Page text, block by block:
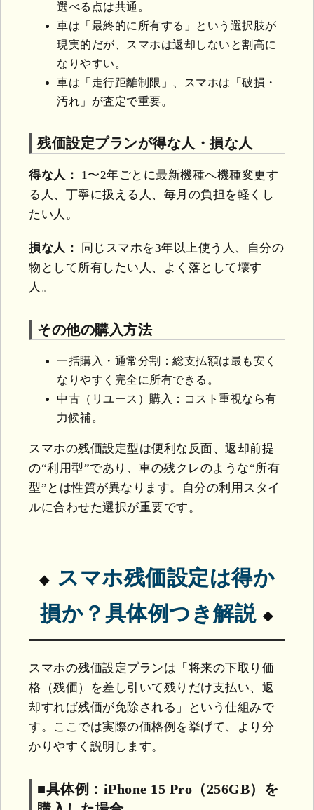
選べる点は共通。
車は「最終的に所有する」という選択肢が
現実的だが、スマホは返却しないと割高に
なりやすい。
車は「走行距離制限」、スマホは「破損・
汚れ」が査定で重要。
残価設定プランが得な人・損な人
得な人：
1〜2年ごとに最新機種へ機種変更す
る人、丁寧に扱える人、毎月の負担を軽くし
たい人。
損な人：
同じスマホを3年以上使う人、自分の
物として所有したい人、よく落として壊す
人。
その他の購入方法
一括購入・通常分割：総支払額は最も安く
なりやすく完全に所有できる。
中古（リユース）購入：コスト重視なら有
力候補。
スマホの残価設定型は便利な反面、返却前提
の“利用型”であり、車の残クレのような“所有
型”とは性質が異なります。自分の利用スタイ
ルに合わせた選択が重要です。
スマホ残価設定は得か
損か？具体例つき解説
スマホの残価設定プランは「将来の下取り価
格（残価）を差し引いて残りだけ支払い、返
却すれば残価が免除される」という仕組みで
す。ここでは実際の価格例を挙げて、より分
かりやすく説明します。
■具体例：iPhone 15 Pro（256GB）を